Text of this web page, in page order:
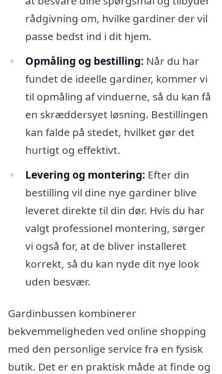
rådgivning om, hvilke gardiner der vil
passe bedst ind i dit hjem.
Opmåling og bestilling: Når du har
fundet de ideelle gardiner, kommer vi
til opmåling af vinduerne, så du kan få
en skræddersyet løsning. Bestillingen
kan falde på stedet, hvilket gør det
hurtigt og effektivt.
Levering og montering: Efter din
bestilling vil dine nye gardiner blive
leveret direkte til din dør. Hvis du har
valgt professionel montering, sørger
vi også for, at de bliver installeret
korrekt, så du kan nyde dit nye look
uden besvær.
Gardinbussen kombinerer
bekvemmeligheden ved online shopping
med den personlige service fra en fysisk
butik. Det er en praktisk måde at finde og